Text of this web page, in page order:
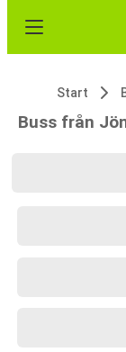
Start
Buss från